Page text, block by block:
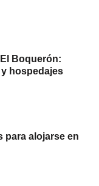
Boquerón:
hospedajes
para alojarse en